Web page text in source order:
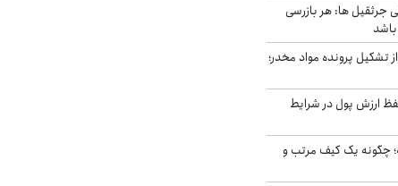
جرثقیل ها: هر بازرسی
تشکیل پرونده مواد مخدر؛
ارزش پول در شرایط
چگونه یک کیف مرتب و